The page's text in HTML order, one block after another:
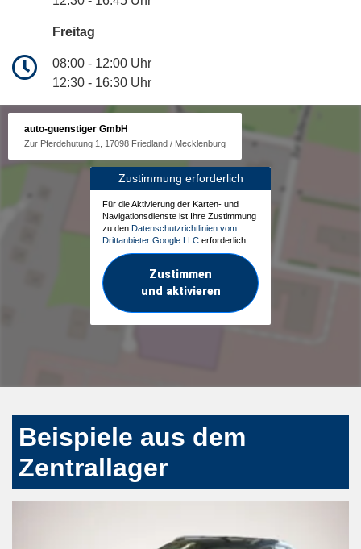
Freitag
08:00 - 12:00 Uhr
12:30 - 16:30 Uhr
auto-guenstiger GmbH
Zur Pferdehutung 1, 17098 Friedland / Mecklenburg
Zustimmung erforderlich
Für die Aktivierung der Karten- und
Navigationsdienste ist Ihre Zustimmung
zu den Datenschutzrichtlinien vom
Drittanbieter Google LLC erforderlich.
Zustimmen
und aktivieren
Beispiele aus dem
Zentrallager